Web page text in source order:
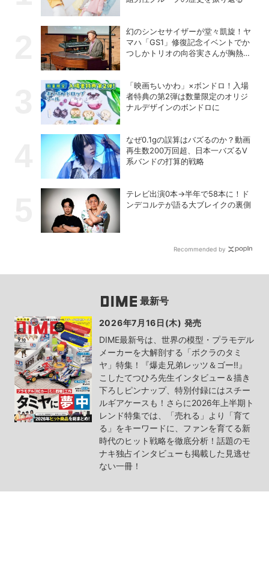
幻のシンセサイザーが堂々凱旋！ヤ
マハ「GS1」修復記念イベントでか
つしかトリオの向谷実さんが胸熱ト
「映画ちいかわ」×ボンドロ！入場
者特典の第2弾は数量限定のオリジ
ナルデザインのボンドロに
なぜ0.1gの誤算はバズるのか？動画
再生数200万回超、日本一バズるV
系バンドの打算的戦略
テレビ出演0本→半年で58本に！ド
ンデコルテが語る大ブレイクの裏側
Recommended by
最新号
2026年7月16日(木) 発売
DIME最新号は、世界の模型・プラモデル
メーカーを大解剖する「ボクラのタミ
ヤ」特集！『爆走兄弟レッツ＆ゴー!!』
こしたてつひろ先生インタビュー＆描き
下ろしピンナップ、特別付録にはスチー
ルギアケースも！さらに2026年上半期ト
レンド特集では、「売れる」より「育て
る」をキーワードに、ファンを育てる新
時代のヒット戦略を徹底分析！話題のモ
ナキ独占インタビューも掲載した見逃せ
ない一冊！